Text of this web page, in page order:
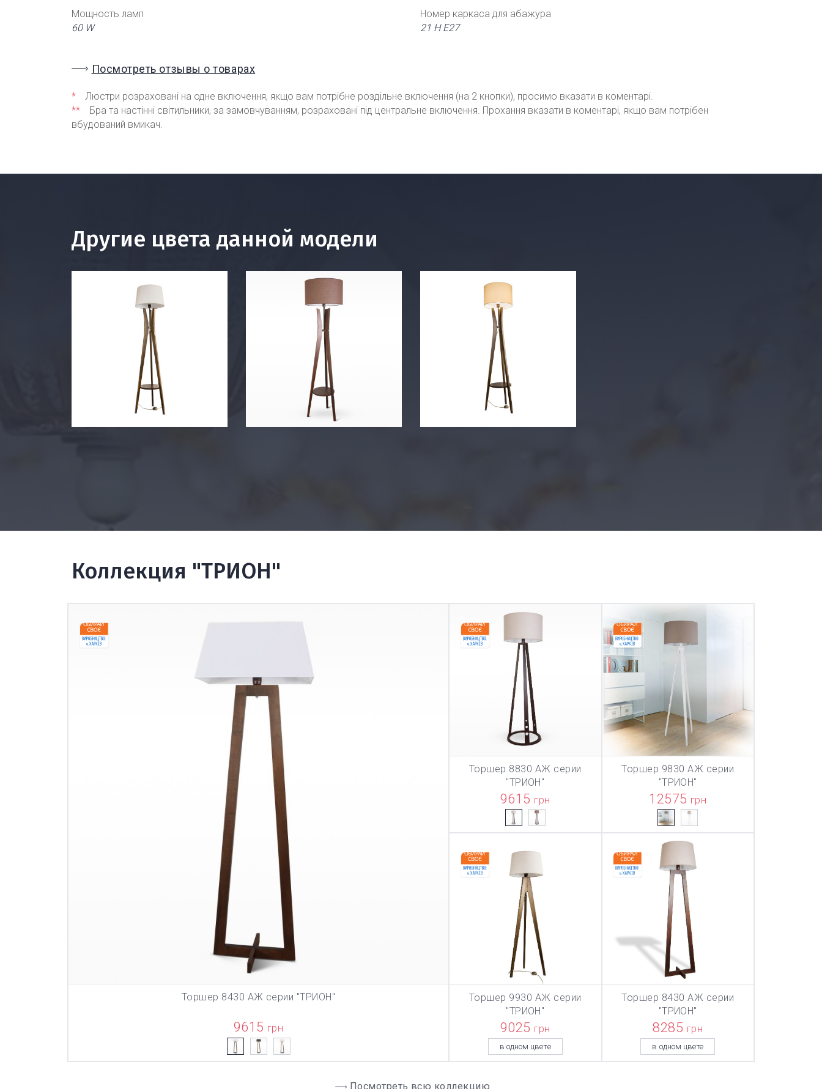
Мощность ламп
60 W
Номер каркаса для абажура
21 Н Е27
Посмотреть отзывы о товарах
*
Люстри розраховані на одне включення, якщо вам потрібне роздільне включення (на 2 кнопки), просимо вказати в коментарі.
**
Бра та настінні світильники, за замовчуванням, розраховані під центральне включення. Прохання вказати в коментарі, якщо вам потрібен
вбудований вмикач.
Другие цвета данной модели
Коллекция "ТРИОН"
ТОВАР ДОБАВЛЕН В КОРЗИНУ
В КОРЗИНУ
Торшер 8430 АЖ серии "ТРИОН"
9615 грн
ТОВАР ДОБАВЛЕН В КОРЗИНУ
В КОРЗИНУ
Торшер 8830 АЖ серии
"ТРИОН"
9615 грн
В КОРЗИНУ
Торшер 9830 АЖ серии
"ТРИОН"
12575 грн
ТОВАР ДОБАВЛЕН В КОРЗИНУ
В КОРЗИНУ
Торшер 9930 АЖ серии
"ТРИОН"
9025 грн
в одном цвете
В КОРЗИНУ
Торшер 8430 АЖ серии
"ТРИОН"
8285 грн
в одном цвете
Посмотреть всю коллекцию